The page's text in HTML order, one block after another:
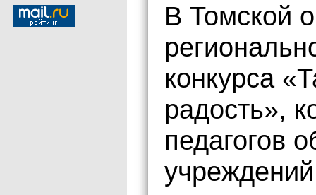
В Томской
конкурса
радость»,
педагогов